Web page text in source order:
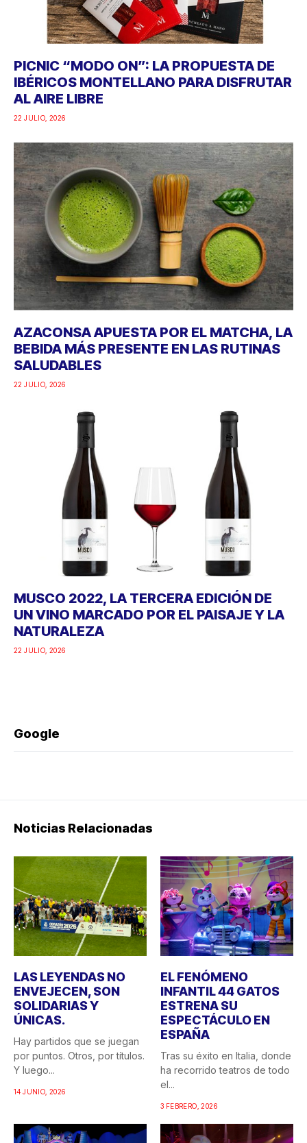
PICNIC “MODO ON”: LA PROPUESTA DE
IBÉRICOS MONTELLANO PARA DISFRUTAR
AL AIRE LIBRE
22 JULIO, 2026
AZACONSA APUESTA POR EL MATCHA, LA
BEBIDA MÁS PRESENTE EN LAS RUTINAS
SALUDABLES
22 JULIO, 2026
MUSCO 2022, LA TERCERA EDICIÓN DE
UN VINO MARCADO POR EL PAISAJE Y LA
NATURALEZA
22 JULIO, 2026
Google
Noticias Relacionadas
LAS LEYENDAS NO
ENVEJECEN, SON
SOLIDARIAS Y
ÚNICAS.
Hay partidos que se juegan
por puntos. Otros, por títulos.
Y luego...
14 JUNIO, 2026
EL FENÓMENO
INFANTIL 44 GATOS
ESTRENA SU
ESPECTÁCULO EN
ESPAÑA
Tras su éxito en Italia, donde
ha recorrido teatros de todo
el...
3 FEBRERO, 2026